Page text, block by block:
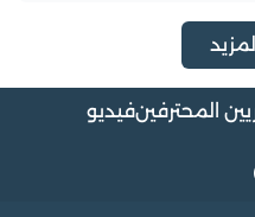
المحترفينفيديو